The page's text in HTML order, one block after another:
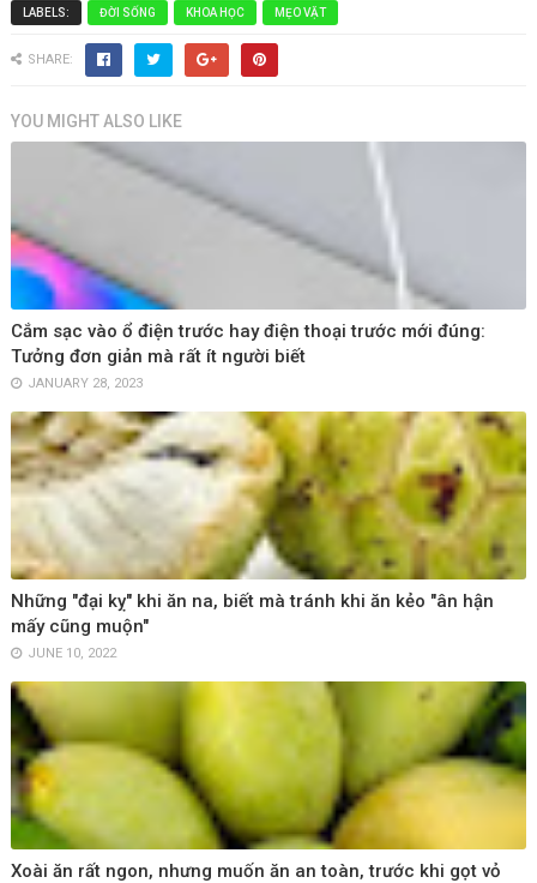
LABELS: ĐỜI SỐNG KHOA HỌC MẸO VẶT
SHARE:
YOU MIGHT ALSO LIKE
Cắm sạc vào ổ điện trước hay điện thoại trước mới đúng:
Tưởng đơn giản mà rất ít người biết
JANUARY 28, 2023
Những "đại kỵ" khi ăn na, biết mà tránh khi ăn kẻo "ân hận
mấy cũng muộn"
JUNE 10, 2022
Xoài ăn rất ngon, nhưng muốn ăn an toàn, trước khi gọt vỏ